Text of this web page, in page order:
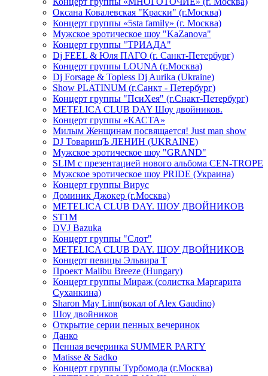
Оксана Ковалевская "Краски" (г.Москва)
Концерт группы «5sta family» (г. Москва)
Мужское эротическое шоу "KaZanova"
Концерт группы "ТРИАДА"
Dj FEEL & Юля ПАГО (г. Санкт-Петербург)
Концерт группы LOUNA (г.Москва)
Dj Forsage & Topless Dj Aurika (Ukraine)
Show PLATINUM (г.Санкт - Петербург)
Концерт группы "ПсиХея" (г.Снакт-Петербург)
METELICA CLUB DAY Шоу двойников.
Концерт группы «КАСТА»
Милым Женщинам посвящается! Just man show
DJ ТоварищЪ ЛЕНИН (UKRAINE)
Мужское эротическое шоу "GRAND"
SLIM с презентацией нового альбома CEN-TROPE
Мужское эротическое шоу PRIDE (Украина)
Концерт группы Вирус
Доминик Джокер (г.Москва)
METELICA CLUB DAY. ШОУ ДВОЙНИКОВ
ST1M
DVJ Bazuka
Концерт группы "Слот"
METELICA CLUB DAY. ШОУ ДВОЙНИКОВ
Концерт певицы Эльвира Т
Проект Malibu Breeze (Hungary)
Концерт группы Мираж (солистка Маргарита
Суханкина)
Sharon May Linn(вокал of Alex Gaudino)
Шоу двойников
Открытие серии пенных вечеринок
Данко
Пенная вечеринка SUMMER PARTY
Matisse & Sadko
Концерт группы Турбомода (г.Москва)